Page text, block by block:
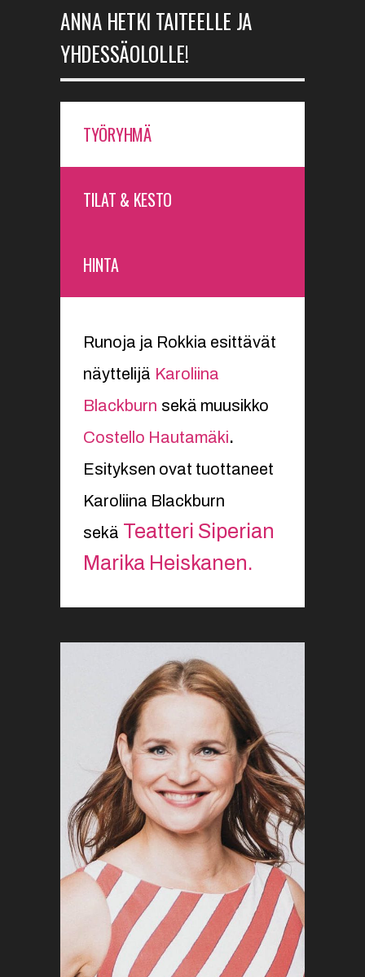
ANNA HETKI TAITEELLE JA
YHDESSÄOLOLLE!
TYÖRYHMÄ
TILAT & KESTO
HINTA
Runoja ja Rokkia esittävät
näyttelijä Karoliina
Blackburn sekä muusikko
Costello Hautamäki.
Esityksen ovat tuottaneet
Karoliina Blackburn
sekä Teatteri Siperian
Marika Heiskanen.